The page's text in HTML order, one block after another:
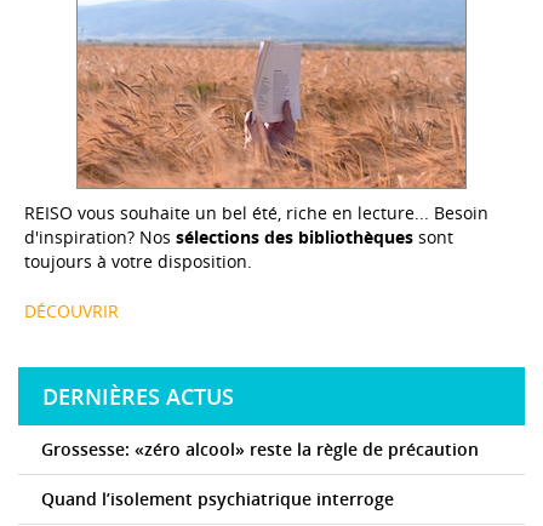
REISO vous souhaite un bel été, riche en lecture... Besoin
d'inspiration? Nos sélections des bibliothèques sont
toujours à votre disposition.
DÉCOUVRIR
DERNIÈRES ACTUS
Grossesse: «zéro alcool» reste la règle de précaution
Quand l’isolement psychiatrique interroge